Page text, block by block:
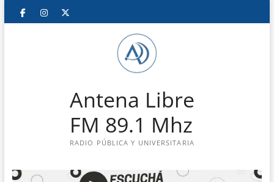
Saltar
FacebookInstagram
Antena Libre
FM 89.1 Mhz
RADIO PÚBLICA Y UNIVERSITARIA